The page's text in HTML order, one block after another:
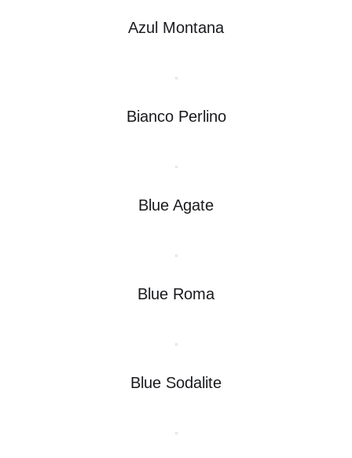
Azul Montana
Bianco Perlino
Blue Agate
Blue Roma
Blue Sodalite